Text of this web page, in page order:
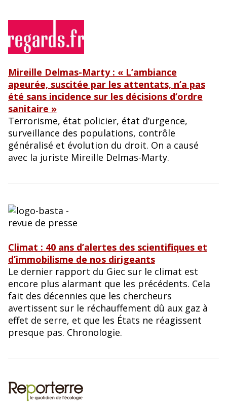
Mireille Delmas-Marty : « L’ambiance
apeurée, suscitée par les attentats, n’a pas
été sans incidence sur les décisions d’ordre
sanitaire »
Terrorisme, état policier, état d’urgence,
surveillance des populations, contrôle
généralisé et évolution du droit. On a causé
avec la juriste Mireille Delmas-Marty.
Climat : 40 ans d’alertes des scientifiques et
d’immobilisme de nos dirigeants
Le dernier rapport du Giec sur le climat est
encore plus alarmant que les précédents. Cela
fait des décennies que les chercheurs
avertissent sur le réchauffement dû aux gaz à
effet de serre, et que les États ne réagissent
presque pas. Chronologie.